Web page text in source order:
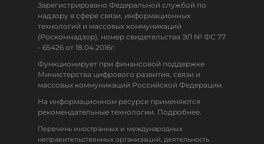
Зарегистрировано Федеральной службой по
надзору в сфере связи, информационных
технологий и массовых коммуникаций
(Роскомнадзор), номер свидетельства ЭЛ № ФС 77
- 65426 от 18.04.2016г.
Функционирует при финансовой поддержке
Министерства цифрового развития, связи и
массовых коммуникаций Российской Федерации.
На информационном ресурсе применяются
рекомендательные технологии. Подробнее.
Перечень иностранных и международных
неправительственных организаций, деятельность